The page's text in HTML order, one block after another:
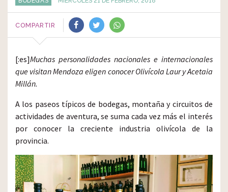
COMPARTIR
[:es]Muchas personalidades nacionales e internacionales
que visitan Mendoza eligen conocer Olivícola Laur y Acetaia
Millán.
A los paseos típicos de bodegas, montaña y circuitos de
actividades de aventura, se suma cada vez más el interés
por conocer la creciente industria olivícola de la
provincia.